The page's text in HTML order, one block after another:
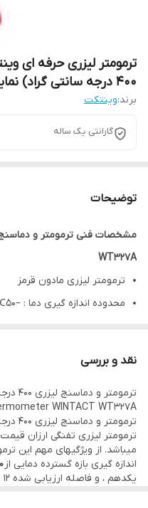
400 درجه سانتی گراد) نمایندگی اصلی فروش
برند:وینتکت
گارانتی یک ساله
توضیحات
WT327A
ترمومتر لیزری مادون قرمز
محدوده اندازه گیری دما : –50℃~400℃(-58℉~752℉)
)Take the bigger value
تکرارپذیری : ±1%
نسبت فاصله از هدف : (D:S) 12:1
توان اشعه: 0.95 درصد
زمان پاسخ : 500ms
رزولوشن : 0.1 ℃/℉
نقد و بررسی
ترمومتر و دماسنج لیزری 400 درجه وینتکت WINTACT WT327A
WINTACT WT327A
میباشد. از ویژگیهای مهم این
اندازه گیری بازه گسترده دمایی از